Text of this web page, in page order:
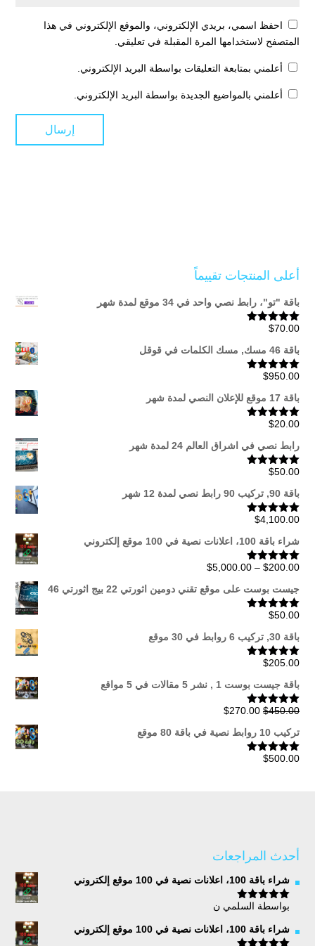
احفظ اسمي، بريدي الإلكتروني، والموقع الإلكتروني في هذا
المتصفح لاستخدامها المرة المقبلة في تعليقي.
أعلمني بمتابعة التعليقات بواسطة البريد الإلكتروني.
أعلمني بالمواضيع الجديدة بواسطة البريد الإلكتروني.
أعلى المنتجات تقييماً
باقة "تو"، رابط نصي واحد في 34 موقع لمدة شهر
تم التقييم
$70.00
باقة 46 مسك, مسك الكلمات في قوقل
تم التقييم
$950.00
باقة 17 موقع للإعلان النصي لمدة شهر
تم التقييم
$20.00
رابط نصي في اشراق العالم 24 لمدة شهر
تم التقييم
$50.00
باقة 90, تركيب 90 رابط نصي لمدة 12 شهر
تم التقييم$4,100.00
شراء باقة 100، اعلانات نصية في 100 موقع إلكتروني
تم التقييم
$200.00
–
$5,000.00 نطاق
من
خلال
جيست بوست على موقع تقني دومين اثورتي 22 بيج اثورتي 46
تم التقييم
$50.00
باقة 30, تركيب 6 روابط في 30 موقع
تم التقييم
$205.00
باقة جيست بوست 1 , نشر 5 مقالات في 5 مواقع
تم التقييم
$450.00
السعر
الأصلي
هو:
$270.00 السعر
تركيب 10 روابط نصية في باقة 80 موقع
تم التقييم
$500.00
أحدث المراجعات
شراء باقة 100، اعلانات نصية في 100 موقع إلكتروني
تم التقييم5
بواسطة السلمي ن
شراء باقة 100، اعلانات نصية في 100 موقع إلكتروني